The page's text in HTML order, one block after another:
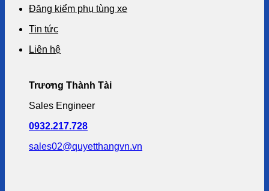
Đăng kiểm phụ tùng xe
Tin tức
Liên hệ
Trương Thành Tài
Sales Engineer
0932.217.728
sales02@quyetthangvn.vn